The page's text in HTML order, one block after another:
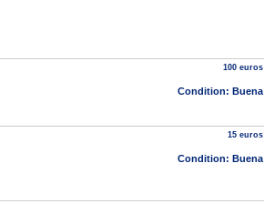
100 euros
Condition: Buena
15 euros
Condition: Buena